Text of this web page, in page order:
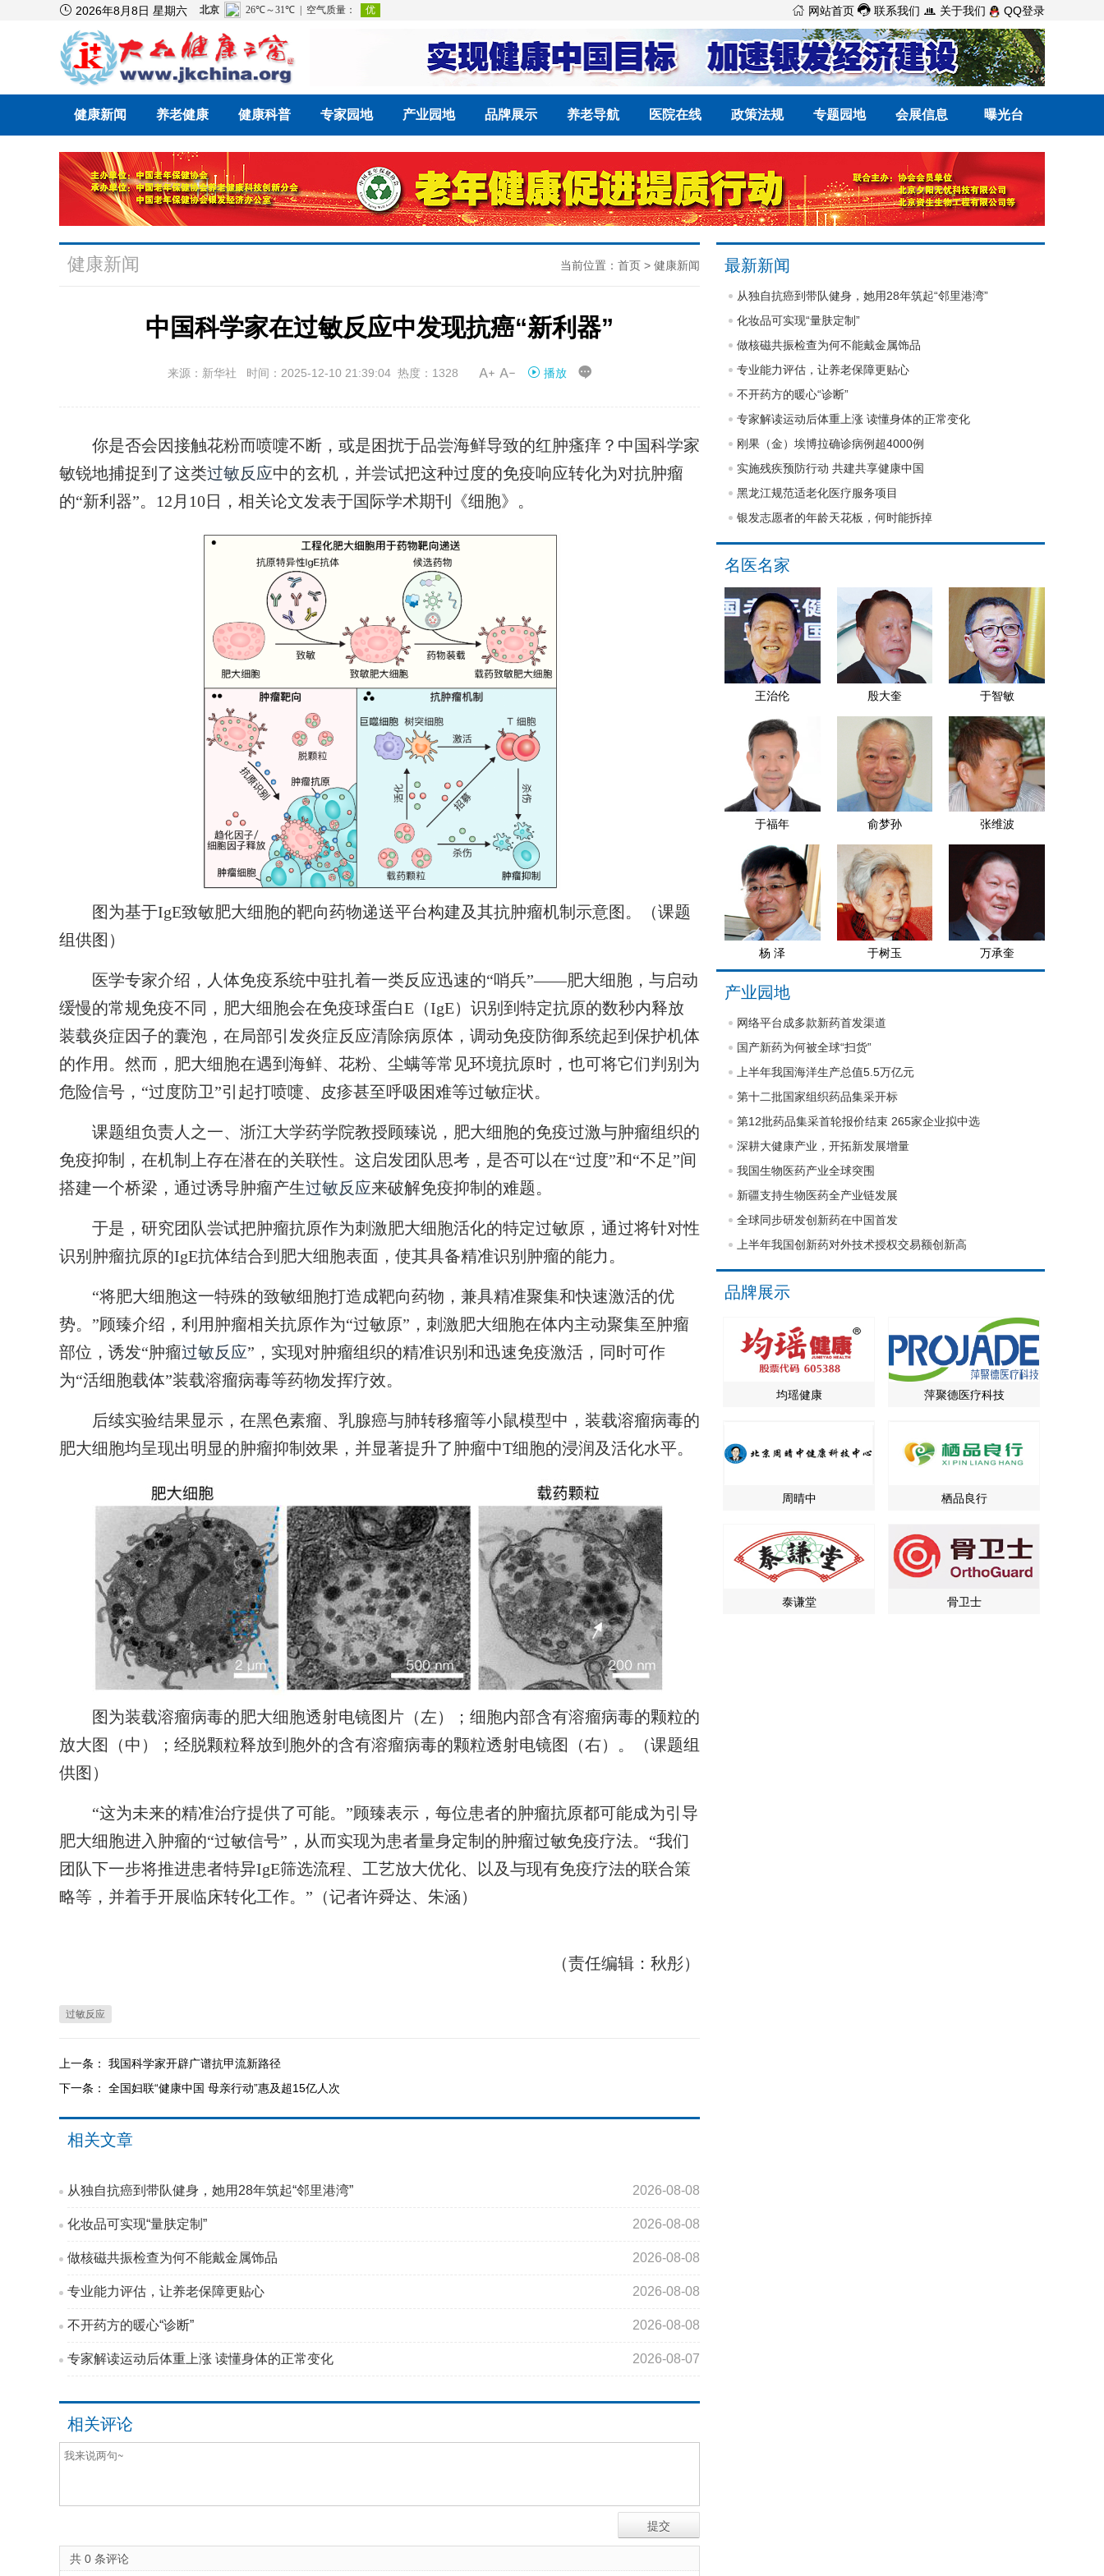
 2026年8月8日 星期六  网站首页  联系我们  关于我们 QQ登录
健康新闻 养老健康 健康科普 专家园地 产业园地 品牌展示 养老导航 医院在线 政策法规 专题园地 会展信息 曝光台
健康新闻 当前位置： 首页 > 健康新闻
中国科学家在过敏反应中发现抗癌“新利器”
来源：新华社 时间：2025-12-10 21:39:04 热度：1328  播放 
你是否会因接触花粉而喷嚏不断，或是困扰于品尝海鲜导致的红肿瘙痒？中国科学家
敏锐地捕捉到了这类过敏反应中的玄机，并尝试把这种过度的免疫响应转化为对抗肿瘤
的“新利器”。12月10日，相关论文发表于国际学术期刊《细胞》。
图为基于IgE致敏肥大细胞的靶向药物递送平台构建及其抗肿瘤机制示意图。（课题
组供图）
医学专家介绍，人体免疫系统中驻扎着一类反应迅速的“哨兵”——肥大细胞，与启动
缓慢的常规免疫不同，肥大细胞会在免疫球蛋白E（IgE）识别到特定抗原的数秒内释放
装载炎症因子的囊泡，在局部引发炎症反应清除病原体，调动免疫防御系统起到保护机体
的作用。然而，肥大细胞在遇到海鲜、花粉、尘螨等常见环境抗原时，也可将它们判别为
危险信号，“过度防卫”引起打喷嚏、皮疹甚至呼吸困难等过敏症状。
课题组负责人之一、浙江大学药学院教授顾臻说，肥大细胞的免疫过激与肿瘤组织的
免疫抑制，在机制上存在潜在的关联性。这启发团队思考，是否可以在“过度”和“不足”间
搭建一个桥梁，通过诱导肿瘤产生过敏反应来破解免疫抑制的难题。
于是，研究团队尝试把肿瘤抗原作为刺激肥大细胞活化的特定过敏原，通过将针对性
识别肿瘤抗原的IgE抗体结合到肥大细胞表面，使其具备精准识别肿瘤的能力。
“将肥大细胞这一特殊的致敏细胞打造成靶向药物，兼具精准聚集和快速激活的优
势。”顾臻介绍，利用肿瘤相关抗原作为“过敏原”，刺激肥大细胞在体内主动聚集至肿瘤
部位，诱发“肿瘤过敏反应”，实现对肿瘤组织的精准识别和迅速免疫激活，同时可作
为“活细胞载体”装载溶瘤病毒等药物发挥疗效。
后续实验结果显示，在黑色素瘤、乳腺癌与肺转移瘤等小鼠模型中，装载溶瘤病毒的
肥大细胞均呈现出明显的肿瘤抑制效果，并显著提升了肿瘤中T细胞的浸润及活化水平。
图为装载溶瘤病毒的肥大细胞透射电镜图片（左）；细胞内部含有溶瘤病毒的颗粒的
放大图（中）；经脱颗粒释放到胞外的含有溶瘤病毒的颗粒透射电镜图（右）。（课题组
供图）
“这为未来的精准治疗提供了可能。”顾臻表示，每位患者的肿瘤抗原都可能成为引导
肥大细胞进入肿瘤的“过敏信号”，从而实现为患者量身定制的肿瘤过敏免疫疗法。“我们
团队下一步将推进患者特异IgE筛选流程、工艺放大优化、以及与现有免疫疗法的联合策
略等，并着手开展临床转化工作。”（记者许舜达、朱涵）
（责任编辑：秋彤）
过敏反应
上一条： 我国科学家开辟广谱抗甲流新路径
下一条： 全国妇联“健康中国 母亲行动”惠及超15亿人次
相关文章
从独自抗癌到带队健身，她用28年筑起“邻里港湾” 2026-08-08
化妆品可实现“量肤定制” 2026-08-08
做核磁共振检查为何不能戴金属饰品 2026-08-08
专业能力评估，让养老保障更贴心 2026-08-08
不开药方的暖心“诊断” 2026-08-08
专家解读运动后体重上涨 读懂身体的正常变化 2026-08-07
相关评论
共 0 条评论
最新新闻
从独自抗癌到带队健身，她用28年筑起“邻里港湾”
化妆品可实现“量肤定制”
做核磁共振检查为何不能戴金属饰品
专业能力评估，让养老保障更贴心
不开药方的暖心“诊断”
专家解读运动后体重上涨 读懂身体的正常变化
刚果（金）埃博拉确诊病例超4000例
实施残疾预防行动 共建共享健康中国
黑龙江规范适老化医疗服务项目
银发志愿者的年龄天花板，何时能拆掉
名医名家
王治伦 殷大奎 于智敏
于福年 俞梦孙 张维波
杨 泽 于树玉 万承奎
产业园地
网络平台成多款新药首发渠道
国产新药为何被全球“扫货”
上半年我国海洋生产总值5.5万亿元
第十二批国家组织药品集采开标
第12批药品集采首轮报价结束 265家企业拟中选
深耕大健康产业，开拓新发展增量
我国生物医药产业全球突围
新疆支持生物医药全产业链发展
全球同步研发创新药在中国首发
上半年我国创新药对外技术授权交易额创新高
品牌展示
均瑶健康 萍聚德医疗科技
周晴中 栖品良行
泰谦堂 骨卫士